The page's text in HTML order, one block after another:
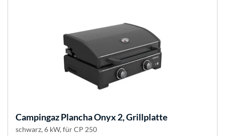
CampingazPlancha Onyx 2, Grillplatte
schwarz, 6 kW, für CP 250